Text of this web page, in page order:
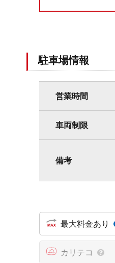
駐車場情報
営業時間
車両制限
備考
最大料金あり
カリテコ